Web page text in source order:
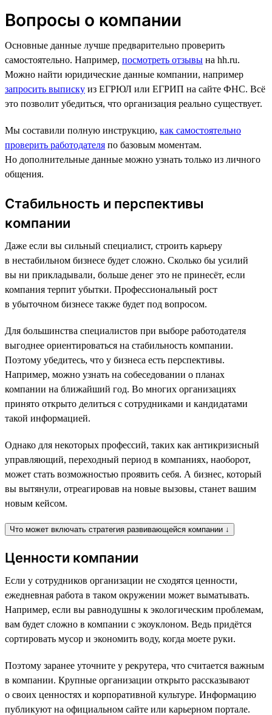
Вопросы о компании
Основные данные лучше предварительно проверить
самостоятельно. Например, посмотреть отзывы на hh.ru.
Можно найти юридические данные компании, например
запросить выписку из ЕГРЮЛ или ЕГРИП на сайте ФНС. Всё
это позволит убедиться, что организация реально существует.
Мы составили полную инструкцию, как самостоятельно
проверить работодателя по базовым моментам.
Но дополнительные данные можно узнать только из личного
общения.
Стабильность и перспективы
компании
Даже если вы сильный специалист, строить карьеру
в нестабильном бизнесе будет сложно. Сколько бы усилий
вы ни прикладывали, больше денег это не принесёт, если
компания терпит убытки. Профессиональный рост
в убыточном бизнесе также будет под вопросом.
Для большинства специалистов при выборе работодателя
выгоднее ориентироваться на стабильность компании.
Поэтому убедитесь, что у бизнеса есть перспективы.
Например, можно узнать на собеседовании о планах
компании на ближайший год. Во многих организациях
принято открыто делиться с сотрудниками и кандидатами
такой информацией.
Однако для некоторых профессий, таких как антикризисный
управляющий, переходный период в компаниях, наоборот,
может стать возможностью проявить себя. А бизнес, который
вы вытянули, отреагировав на новые вызовы, станет вашим
новым кейсом.
Что может включать стратегия развивающейся компании ↓
Ценности компании
Если у сотрудников организации не сходятся ценности,
ежедневная работа в таком окружении может выматывать.
Например, если вы равнодушны к экологическим проблемам,
вам будет сложно в компании с экоуклоном. Ведь придётся
сортировать мусор и экономить воду, когда моете руки.
Поэтому заранее уточните у рекрутера, что считается важным
в компании. Крупные организации открыто рассказывают
о своих ценностях и корпоративной культуре. Информацию
публикуют на официальном сайте или карьерном портале.